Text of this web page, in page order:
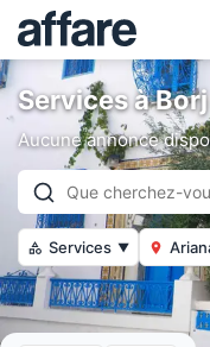
Services à
Aucune annonce
Services ▼